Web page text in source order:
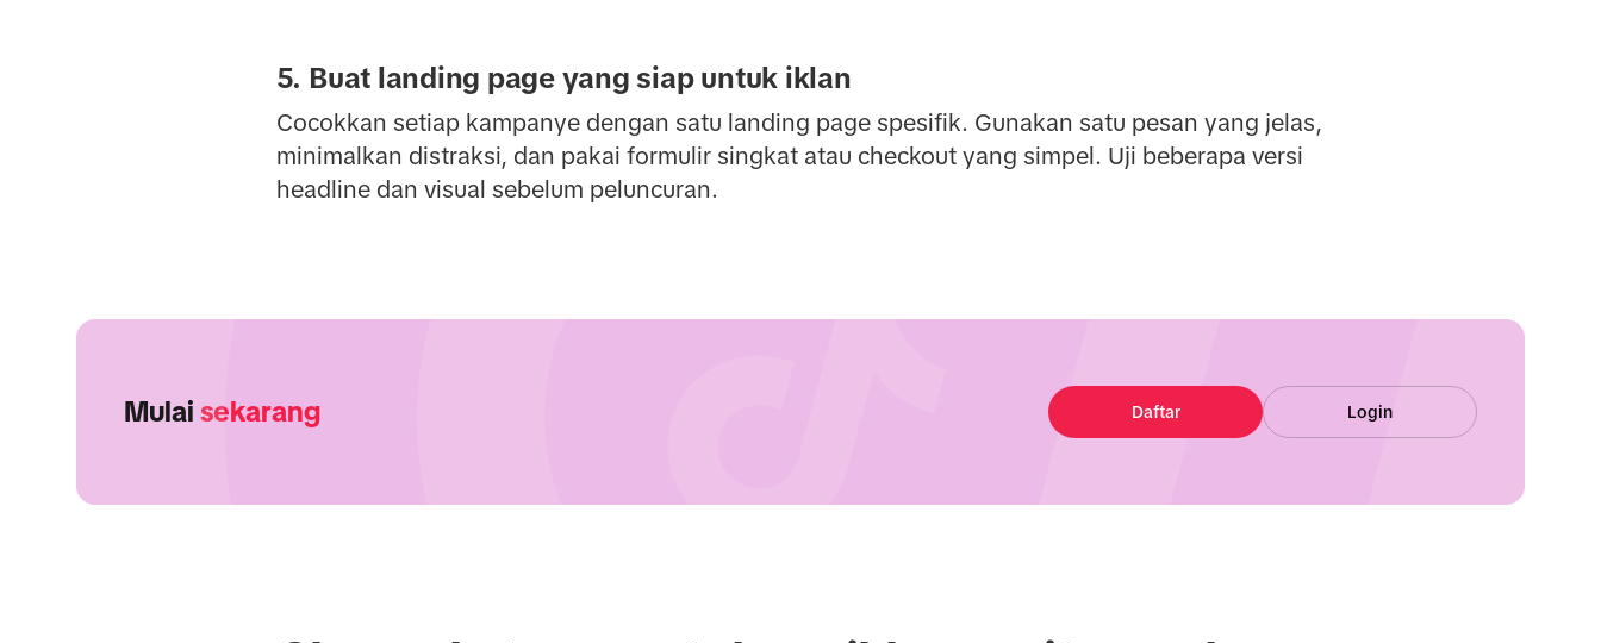
5. Buat landing page yang siap untuk iklan
Cocokkan setiap kampanye dengan satu landing page spesifik. Gunakan satu pesan yang jelas,
minimalkan distraksi, dan pakai formulir singkat atau checkout yang simpel. Uji beberapa versi
headline dan visual sebelum peluncuran.
Mulai sekarang Daftar Login